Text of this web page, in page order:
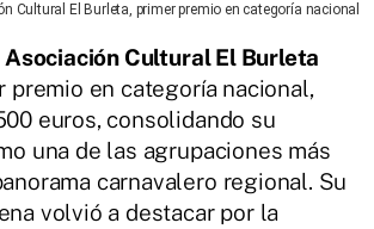
Cultural El Burleta, primer premio en categoría nacional
Asociación Cultural El Burleta
premio en categoría nacional,
euros, consolidando su
una de las agrupaciones más
carnavalero regional. Su
volvió a destacar por la